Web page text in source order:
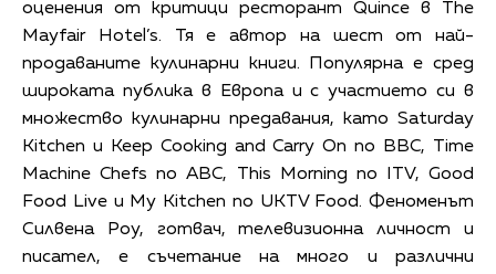
оценения от критици ресторант Quince в The
Mayfair Hotel’s. Тя е автор на шест от най-
продаваните кулинарни книги. Популярна е сред
широката публика в Европа и с участието си в
множество кулинарни предавания, като Saturday
Kitchen и Keep Cooking and Carry On по BBC, Time
Machine Chefs по ABC, This Morning по ITV, Good
Food Live и My Kitchen по UKTV Food. Феноменът
Силвена Роу, готвач, телевизионна личност и
писател, е съчетание на много и различни